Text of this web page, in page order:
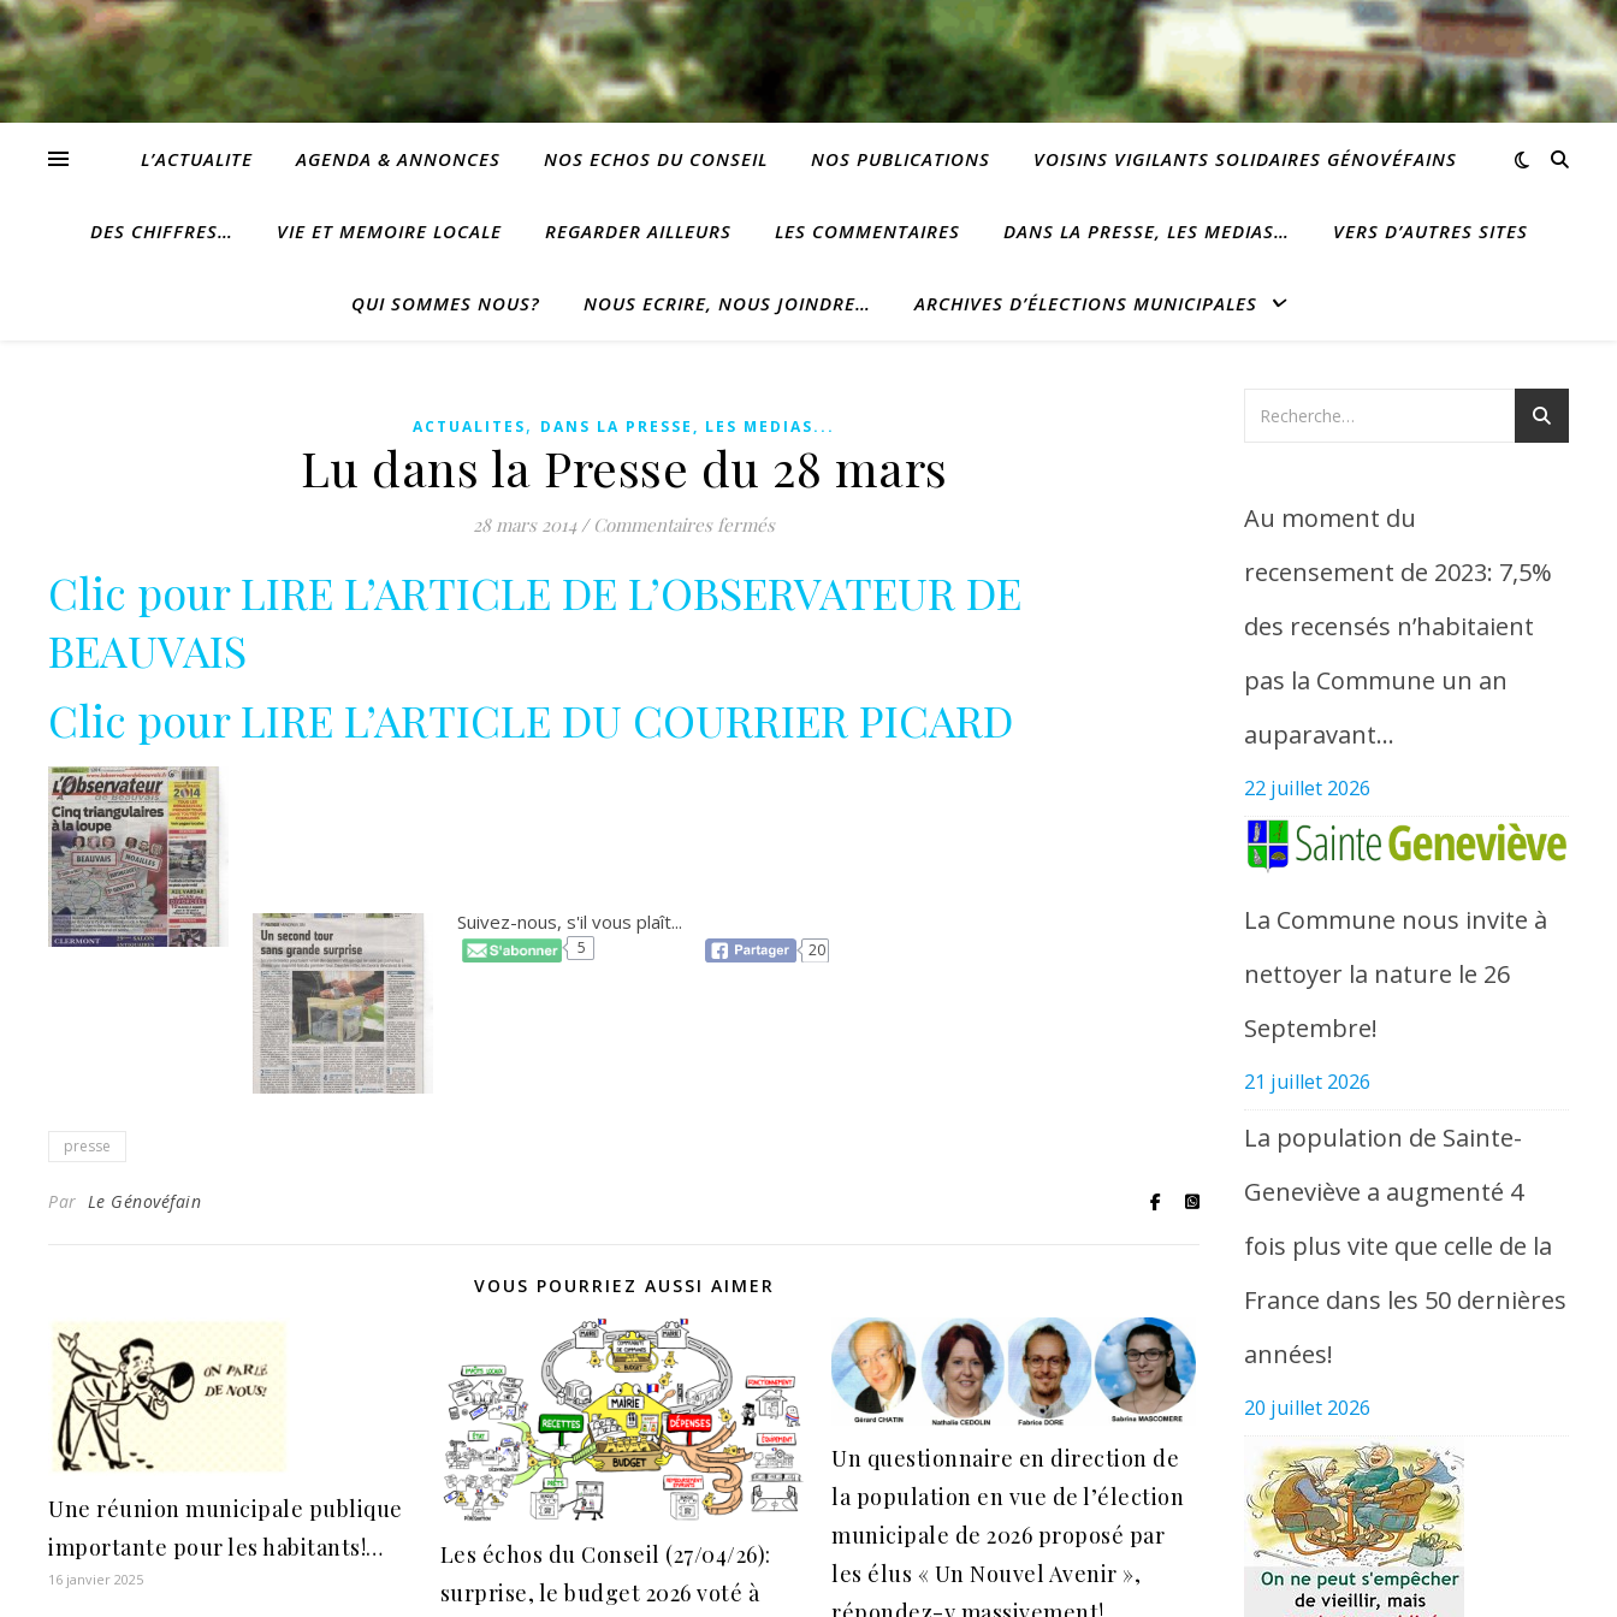
L’ACTUALITE AGENDA & ANNONCES NOS ECHOS DU CONSEIL NOS PUBLICATIONS VOISINS VIGILANTS SOLIDAIRES GÉNOVÉFAINS
DES CHIFFRES… VIE ET MEMOIRE LOCALE REGARDER AILLEURS LES COMMENTAIRES DANS LA PRESSE, LES MEDIAS… VERS D’AUTRES SITES
QUI SOMMES NOUS? NOUS ECRIRE, NOUS JOINDRE… ARCHIVES D’ÉLECTIONS MUNICIPALES
ACTUALITES, DANS LA PRESSE, LES MEDIAS...
Lu dans la Presse du 28 mars
28 mars 2014 / Commentaires ferméssur Lu dans la Presse du 28 mars
Clic pour LIRE L’ARTICLE DE L’OBSERVATEUR DE
BEAUVAIS
Clic pour LIRE L’ARTICLE DU COURRIER PICARD
Suivez-nous, s'il vous plaît...
5 20
presse
Par Le Génovéfain
VOUS POURRIEZ AUSSI AIMER
Une réunion municipale publique
importante pour les habitants!…
16 janvier 2025
Les échos du Conseil (27/04/26):
surprise, le budget 2026 voté à
Un questionnaire en direction de
la population en vue de l’élection
municipale de 2026 proposé par
les élus « Un Nouvel Avenir »,
Au moment du
recensement de 2023: 7,5%
des recensés n’habitaient
pas la Commune un an
auparavant…
22 juillet 2026
La Commune nous invite à
nettoyer la nature le 26
Septembre!
21 juillet 2026
La population de Sainte-
Geneviève a augmenté 4
fois plus vite que celle de la
France dans les 50 dernières
années!
20 juillet 2026